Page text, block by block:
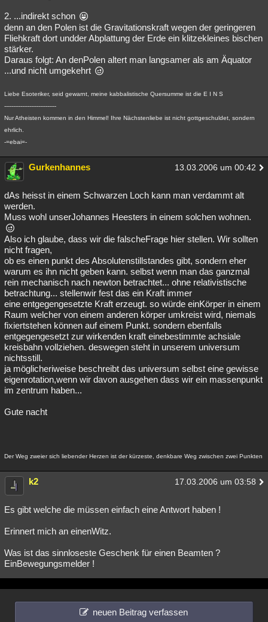
2. ...indirekt schon
denn an den Polen ist die Gravitationskraft wegen der geringeren
Fliehkraft dort undder Abplattung der Erde ein klitzekleines bischen
stärker.
Daraus folgt: An denPolen altert man langsamer als am Äquator
...und nicht umgekehrt
Liebe Esoteriker, seid gewarnt, meine kabbalistische Quersumme ist die E I N S
-----------------------------
Nur Atheisten kommen in den Himmel! Ihre Nächstenliebe ist nicht gottgeschuldet, sondern
ehrlich.
-=ebai=-
Gurkenhannes 13.03.2006 um 00:42
dAs heisst in einem Schwarzen Loch kann man verdammt alt
werden.
Muss wohl unserJohannes Heesters in einem solchen wohnen.
Also ich glaube, dass wir die falscheFrage hier stellen. Wir sollten
nicht fragen,
ob es einen punkt des Absolutenstillstandes gibt, sondern eher
warum es ihn nicht geben kann. selbst wenn man das ganzmal
rein mechanisch nach newton betrachtet... ohne relativistische
betrachtung... stellenwir fest das ein Kraft immer
eine entgegengesetzte Kraft erzeugt. so würde einKörper in einem
Raum welcher von einem anderen körper umkreist wird, niemals
fixiertstehen können auf einem Punkt. sondern ebenfalls
entgegengesetzt zur wirkenden kraft einebestimmte achsiale
kreisbahn vollziehen. deswegen steht in unserem universum
nichtsstill.
ja möglicheriweise beschreibt das universum selbst eine gewisse
eigenrotation,wenn wir davon ausgehen dass wir ein massenpunkt
im zentrum haben...
Gute nacht
Der Weg zweier sich liebender Herzen ist der kürzeste, denkbare Weg zwischen zwei Punkten
k2 17.03.2006 um 03:58
Es gibt welche die müssen einfach eine Antwort haben !
Erinnert mich an einenWitz.
Was ist das sinnloseste Geschenk für einen Beamten ?
EinBewegungsmelder !
neuen Beitrag verfassen